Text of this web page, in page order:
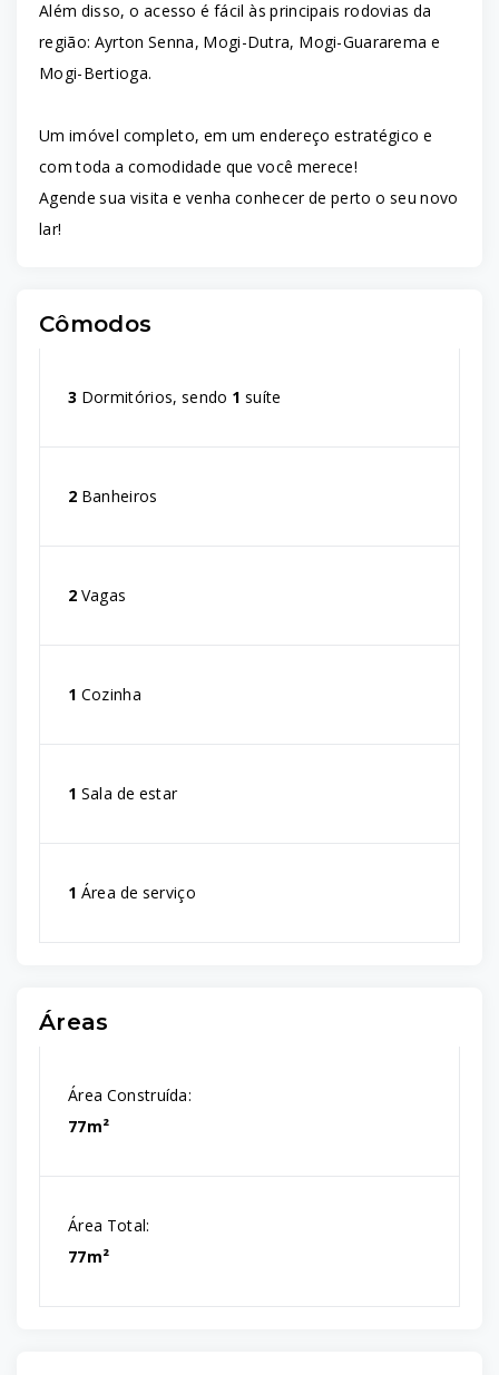
Além disso, o acesso é fácil às principais rodovias da
região: Ayrton Senna, Mogi-Dutra, Mogi-Guararema e
Mogi-Bertioga.
Um imóvel completo, em um endereço estratégico e
com toda a comodidade que você merece!
Agende sua visita e venha conhecer de perto o seu novo
lar!
Cômodos
3 Dormitórios, sendo 1 suíte
2 Banheiros
2 Vagas
1 Cozinha
1 Sala de estar
1 Área de serviço
Áreas
Área Construída:
77m²
Área Total:
77m²